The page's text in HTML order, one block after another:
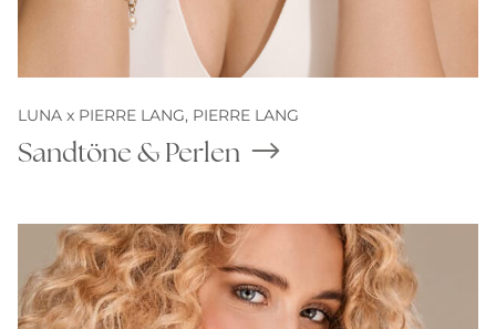
LUNA x PIERRE LANG, PIERRE LANG
Sandtöne & Perlen